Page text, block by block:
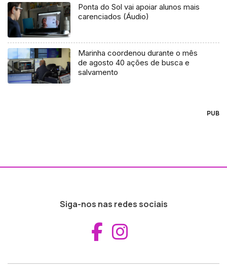
Ponta do Sol vai apoiar alunos mais
carenciados (Áudio)
Marinha coordenou durante o mês
de agosto 40 ações de busca e
salvamento
PUB
Siga-nos nas redes sociais
Aceder ao